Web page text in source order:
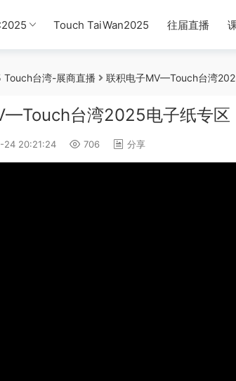
Touch TaiWan2025 往届直播
Touch台湾-展商直播 联积电子MV—Touch台湾
台湾2025电子纸专区
24 20:21:24 706 分享